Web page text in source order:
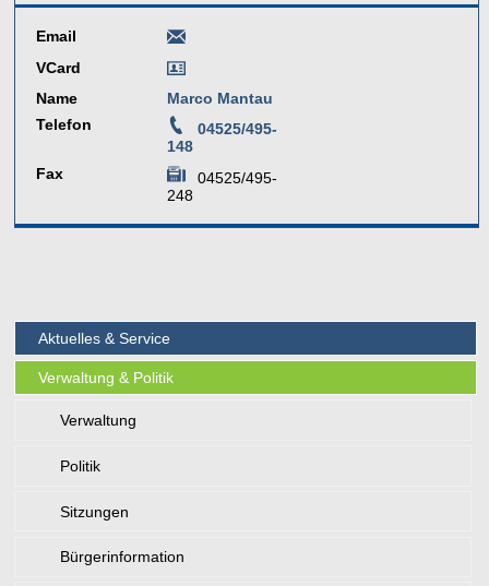
Email
VCard
Name
Marco Mantau
Telefon
04525/495-
148
Fax
04525/495-
248
Aktuelles & Service
Verwaltung & Politik
Verwaltung
Politik
Sitzungen
Bürgerinformation